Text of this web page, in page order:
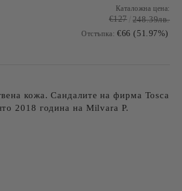
Каталожна цена:
€127 248.39лв.
Отстъпка: €66 (51.97%)
кожа. Сандалите на фирма Tosca
2018 година на Milvara P.